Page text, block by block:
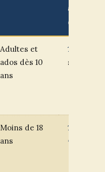
indicatif
(saison)
Adultes et
ados dès 10
ans
10 à 15 €
séance
Moins de 18
ans
180 à 200
€